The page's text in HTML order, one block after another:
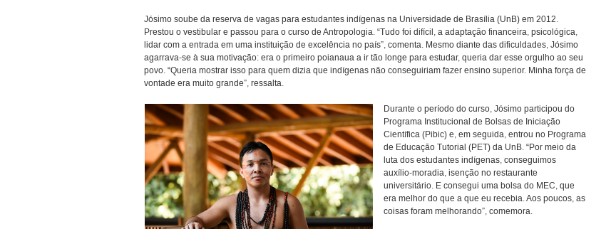
Jósimo soube da reserva de vagas para estudantes indígenas na Universidade de Brasília (UnB) em 2012.
Prestou o vestibular e passou para o curso de Antropologia. “Tudo foi difícil, a adaptação financeira, psicológica,
lidar com a entrada em uma instituição de excelência no país”, comenta. Mesmo diante das dificuldades, Jósimo
agarrava-se à sua motivação: era o primeiro poianaua a ir tão longe para estudar, queria dar esse orgulho ao seu
povo. “Queria mostrar isso para quem dizia que indígenas não conseguiriam fazer ensino superior. Minha força de
vontade era muito grande”, ressalta.
Durante o período do curso, Jósimo participou do
Programa Institucional de Bolsas de Iniciação
Científica (Pibic) e, em seguida, entrou no Programa
de Educação Tutorial (PET) da UnB. “Por meio da
luta dos estudantes indígenas, conseguimos
auxílio-moradia, isenção no restaurante
universitário. E consegui uma bolsa do MEC, que
era melhor do que a que eu recebia. Aos poucos, as
coisas foram melhorando”, comemora.